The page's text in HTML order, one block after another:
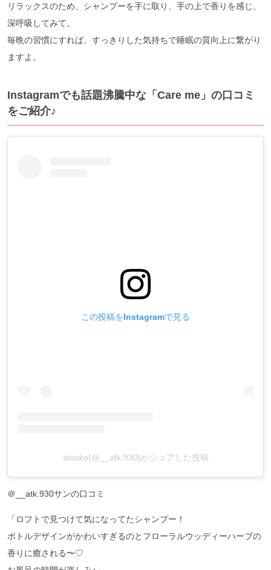
リラックスのため、シャンプーを手に取り、手の上で香りを感じ、
深呼吸してみて。
毎晩の習慣にすれば、すっきりした気持ちで睡眠の質向上に繋がり
ますよ。
Instagramでも話題沸騰中な「Care me」の口コミ
をご紹介♪
この投稿をInstagramで見る
atsuko(@__atk.930)がシェアした投稿
＠__atk.930サンの口コミ
「ロフトで見つけて気になってたシャンプー！
ボトルデザインがかわいすぎるのとフローラルウッディーハーブの
香りに癒される〜♡